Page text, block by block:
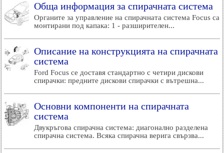
Обща информация за спирачната система
Органите за управление на спирачната система Focus са
монтирани под капака: 1 - разширителен...
Описание на конструкцията на спирачната
система
Ford Focus се доставя стандартно с четири дискови
спирачки: предните дискови спирачки с вътрешна...
Основни компоненти на спирачната
система
Двукръгова спирачна система: диагонално разделена
спирачна система. Всяка спирачна верига свързва...